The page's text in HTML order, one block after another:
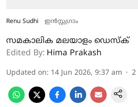
Renu Sudhi ഇൻസ്റ്റ​ഗ്രാം
സമകാലിക മലയാളം ഡെസ്ക്
Edited By: Hima Prakash
Updated on: 14 Jun 2026, 9:37 am 2